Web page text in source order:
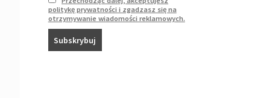
politykę prywatności i zgadzasz się na
otrzymywanie wiadomości reklamowych.